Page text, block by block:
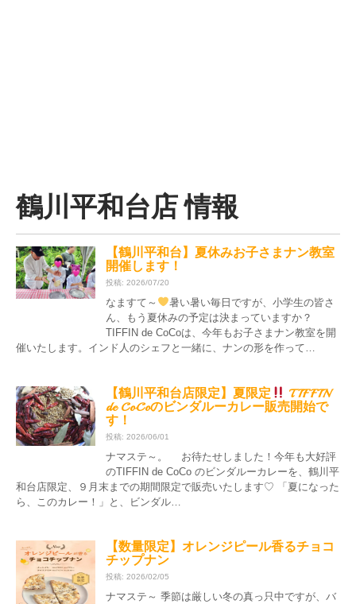
鶴川平和台店 情報
【鶴川平和台】夏休みお子さまナン教室
開催します！
投稿: 2026/07/20
なますて～
暑い暑い毎日ですが、小学生の皆さ
ん、もう夏休みの予定は決まっていますか？
TIFFIN de CoCoは、今年もお子さまナン教室を開
催いたします。インド人のシェフと一緒に、ナンの形を作って…
【鶴川平和台店限定】夏限定
TIFFIN
de CoCoのビンダルーカレー販売開始で
す！
投稿: 2026/06/01
ナマステ～。 お待たせしました！今年も大好評
のTIFFIN de CoCo のビンダルーカレーを、鶴川平
和台店限定、９月末までの期間限定で販売いたします♡ 「夏になった
ら、このカレー！」と、ビンダル…
【数量限定】オレンジピール香るチョコ
チップナン
投稿: 2026/02/05
ナマステ～ 季節は厳しい冬の真っ只中ですが、バ